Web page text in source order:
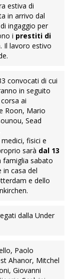
estiva di
in arrivo dal
ingaggio per
i prestiti di
Il lavoro estivo
convocati di cui
in seguito
ai
Roon, Mario
Sead
medici, fisici e
sarà dal 13
famiglia sabato
in casa del
e dello
dalla Under
Paolo
Ahanor, Mitchel
Giovanni